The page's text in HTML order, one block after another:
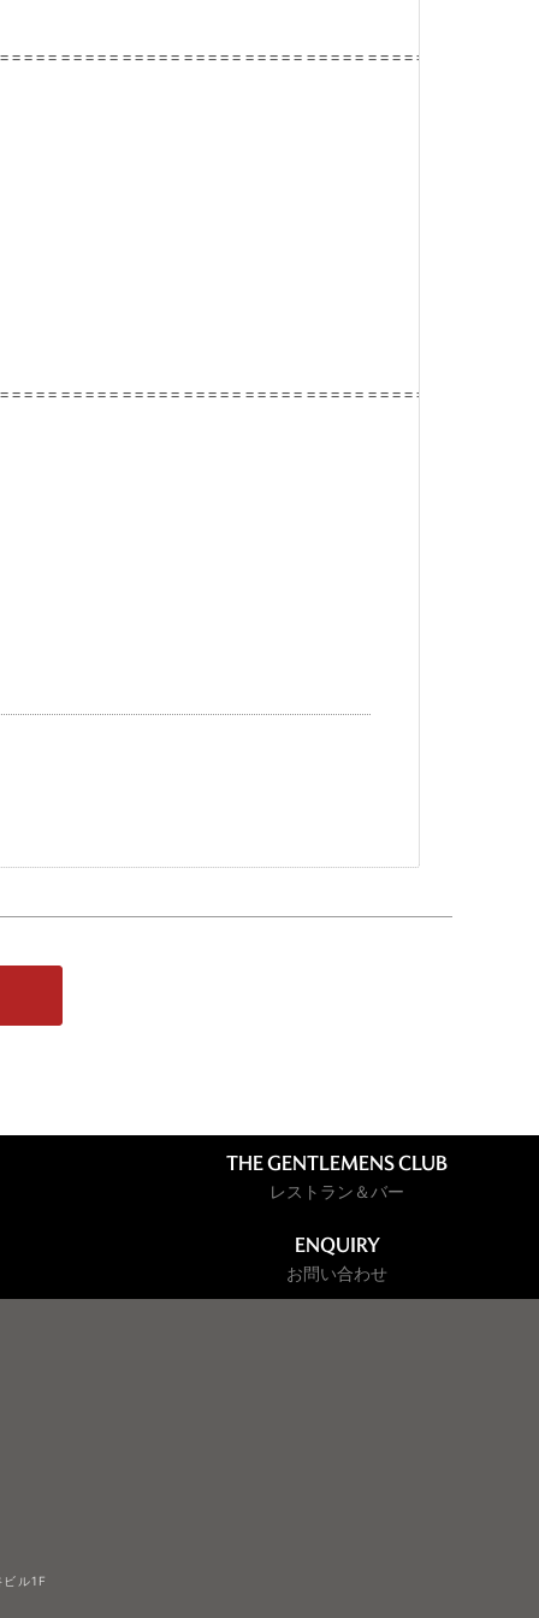
THE GENTLEMENS CLUB
レストラン＆バー
ENQUIRY
お問い合わせ
ル1F​